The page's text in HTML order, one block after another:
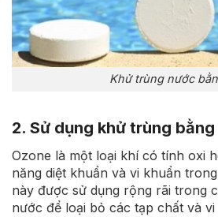
Khử trùng nước
2. Sử dụng khử trùng
Ozone là một loại khí có tính oxi
năng diệt khuẩn và vi khuẩn
này được sử dụng rộng rãi trong
nước để loại bỏ các tạp chất và